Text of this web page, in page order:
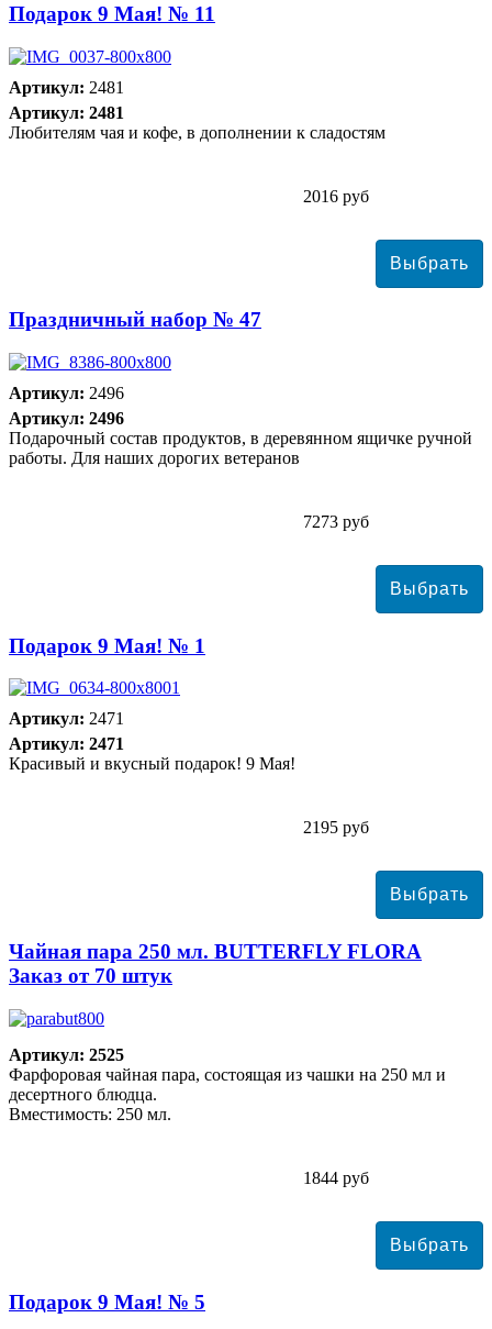
Подарок 9 Мая! № 11
Артикул: 2481
Артикул: 2481
Любителям чая и кофе, в дополнении к сладостям
2016 руб
Праздничный набор № 47
Артикул: 2496
Артикул: 2496
Подарочный состав продуктов, в деревянном ящичке ручной
работы. Для наших дорогих ветеранов
7273 руб
Подарок 9 Мая! № 1
Артикул: 2471
Артикул: 2471
Красивый и вкусный подарок! 9 Мая!
2195 руб
Чайная пара 250 мл. BUTTERFLY FLORA
Заказ от 70 штук
Артикул: 2525
Фарфоровая чайная пара, состоящая из чашки на 250 мл и
десертного блюдца.
Вместимость: 250 мл.
1844 руб
Подарок 9 Мая! № 5